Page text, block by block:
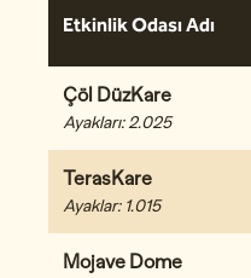
Etkinlik Odası Adı
Çöl DüzKare
Ayakları: 2.025
TerasKare
Ayaklar: 1.015
Mojave Dome